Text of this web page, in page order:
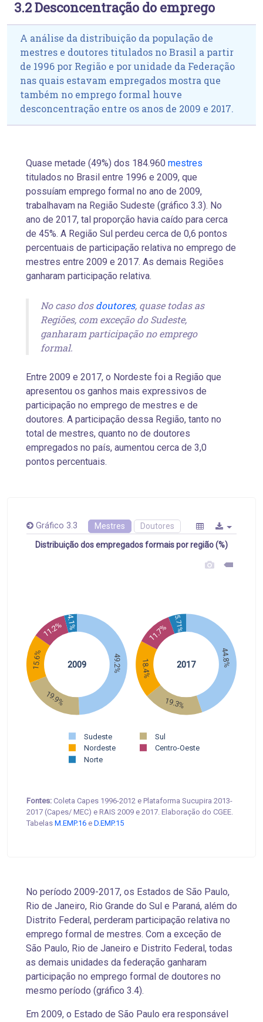
3.2 Desconcentração do emprego
A análise da distribuição da população de
mestres e doutores titulados no Brasil a partir
de 1996 por Região e por unidade da Federação
nas quais estavam empregados mostra que
também no emprego formal houve
desconcentração entre os anos de 2009 e 2017.
Quase metade (49%) dos 184.960 mestres
titulados no Brasil entre 1996 e 2009, que
possuíam emprego formal no ano de 2009,
trabalhavam na Região Sudeste (gráfico 3.3). No
ano de 2017, tal proporção havia caído para cerca
de 45%. A Região Sul perdeu cerca de 0,6 pontos
percentuais de participação relativa no emprego de
mestres entre 2009 e 2017. As demais Regiões
ganharam participação relativa.
No caso dosdoutores, quase todas as
Regiões, com exceção do Sudeste,
ganharam participação no emprego
formal.
Entre 2009 e 2017, o Nordeste foi a Região que
apresentou os ganhos mais expressivos de
participação no emprego de mestres e de
doutores. A participação dessa Região, tanto no
total de mestres, quanto no de doutores
empregados no país, aumentou cerca de 3,0
pontos percentuais.
Gráfico 3.3 Mestres Doutores
Distribuição dos empregados formais por região (%)
49.2%
19.9%
15.6%
11.2%4.1%
44.8%
19.3%
18.4%
11.7% 5.71%
Sudeste
Sul
Nordeste
Centro-Oeste
Norte
2009 2017
Fontes: Coleta Capes 1996-2012 e Plataforma Sucupira 2013-
2017 (Capes/ MEC) e RAIS 2009 e 2017. Elaboração do CGEE.
Tabelas M.EMP.16 e D.EMP.15
No período 2009-2017, os Estados de São Paulo,
Rio de Janeiro, Rio Grande do Sul e Paraná, além do
Distrito Federal, perderam participação relativa no
emprego formal de mestres. Com a exceção de
São Paulo, Rio de Janeiro e Distrito Federal, todas
as demais unidades da federação ganharam
participação no emprego formal de doutores no
mesmo período (gráfico 3.4).
Em 2009, o Estado de São Paulo era responsável